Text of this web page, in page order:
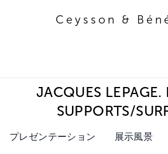
Ceysson &
JACQUES LEPAGE.
SUPPORTS/
プレゼンテーション 展示風景